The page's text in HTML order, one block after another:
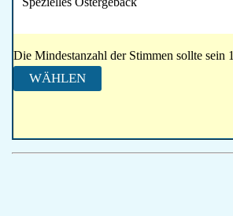
Die Mindestanzahl der Stimmen sollte sein 1